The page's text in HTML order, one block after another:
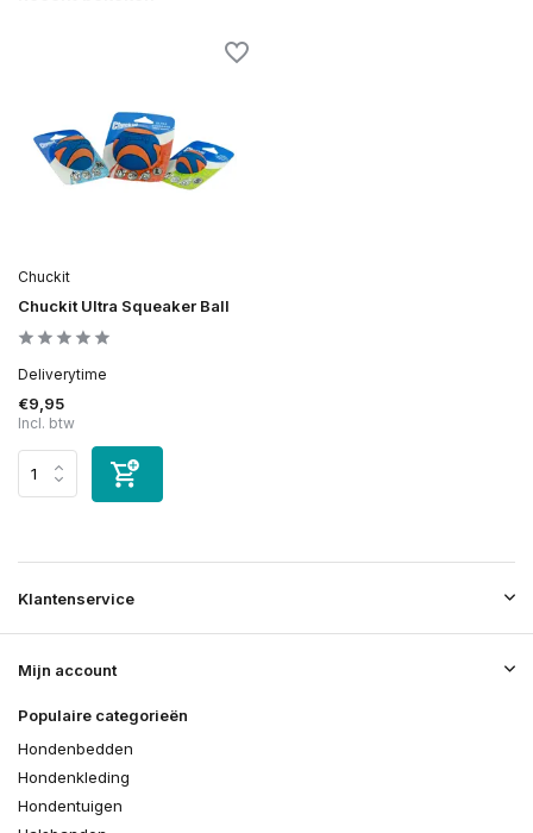
Chuckit
Chuckit Ultra Squeaker Ball
Deliverytime
€9,95
Incl. btw
Klantenservice
Mijn account
Populaire categorieën
Hondenbedden
Hondenkleding
Hondentuigen